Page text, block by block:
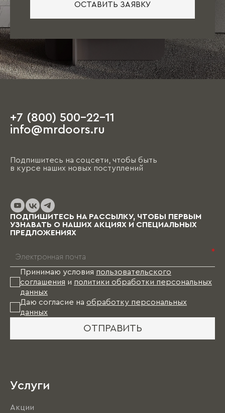
ОСТАВИТЬ ЗАЯВКУ
+7 (800) 500-22-11
info@mrdoors.ru
Подпишитесь на соцсети, чтобы быть
в курсе наших новых поступлений
ПОДПИШИТЕСЬ НА РАССЫЛКУ, ЧТОБЫ ПЕРВЫМ
УЗНАВАТЬ О НАШИХ АКЦИЯХ И СПЕЦИАЛЬНЫХ
ПРЕДЛОЖЕНИЯХ
*
Принимаю условия пользовательского
соглашения и политики обработки персональных
данных
Даю согласие на обработку персональных
данных
ОТПРАВИТЬ
Услуги
Акции